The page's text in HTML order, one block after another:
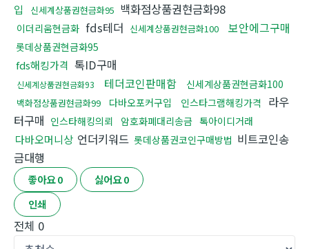
입
신세계상품권현금화95 백화점상품권현금화98
이더리움현금화 fds테더 신세계상품권현금화100 보안에그구매
롯데상품권현금화95
fds해킹가격 톡ID구매
신세계상품권현금화93 테더코인판매함 신세계상품권현금화100
백화점상품권현금화99 다바오포커구입 인스타그램해킹가격 라우
터구매 인스타해킹의뢰 암호화폐대리송금 톡아이디거래
다바오머니상 언더키워드 롯데상품권코인구매방법 비트코인송
금대행
좋아요0 싫어요0
인쇄
전체 0